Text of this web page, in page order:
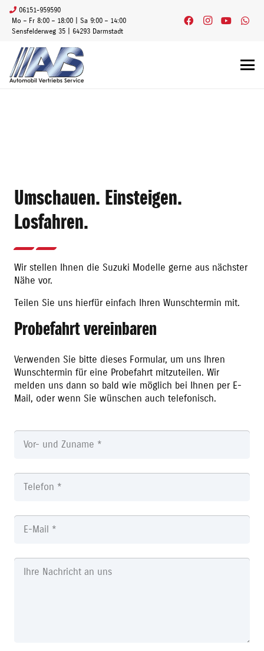
06151-959590
Mo – Fr 8:00 – 18:00 | Sa 9:00 – 14:00
Sensfelderweg 35 | 64293 Darmstadt
Umschauen. Einsteigen.
Losfahren.
Wir stellen Ihnen die Suzuki Modelle gerne aus nächster
Nähe vor.
Teilen Sie uns hierfür einfach Ihren Wunschtermin mit.
Probefahrt vereinbaren
Verwenden Sie bitte dieses Formular, um uns Ihren
Wunschtermin für eine Probefahrt mitzuteilen. Wir
melden uns dann so bald wie möglich bei Ihnen per E-
Mail, oder wenn Sie wünschen auch telefonisch.